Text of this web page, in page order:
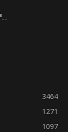
3464
1271
1097